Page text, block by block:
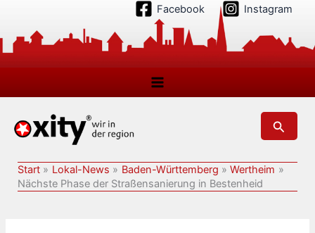
springen
Facebook Instagram
Suchen
Start Lokal-News Baden-Württemberg
Wertheim
Nächste Phase der Straßensanierung in Bestenheid